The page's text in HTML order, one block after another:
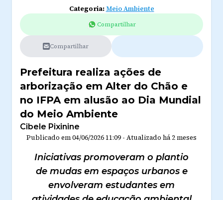
Categoria:Meio Ambiente
Compartilhar
Compartilhar
Prefeitura realiza ações de
arborização em Alter do Chão e
no IFPA em alusão ao Dia Mundial
do Meio Ambiente
Cibele Pixinine
Publicado em04/06/2026 11:09 - Atualizado há 2 meses
Iniciativas promoveram o plantio
de mudas em espaços urbanos e
envolveram estudantes em